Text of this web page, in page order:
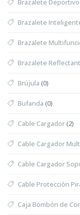
Brazalete Deportivo
Brazalete
Brazalete
Brazalete
Brújula (0)
Bufanda (0)
Cable Cargador(2)
Cable Cargador
Cable Cargador
Cable Protección
Caja Bombón de